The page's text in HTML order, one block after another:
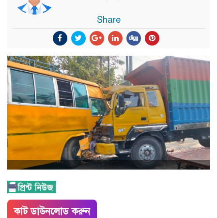
Share
কাট ডাউনলোড করুন